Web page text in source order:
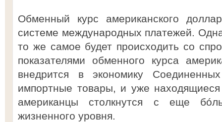
Обменный курс американского
системе международных платежей.
то же самое будет происходить со
показателями обменного курса
внедрится в экономику
импортные товары, и уже
американцы столкнутся с еще
жизненного уровня.